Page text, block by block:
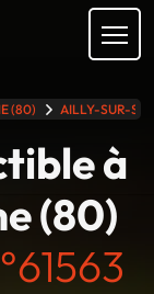
(80) AILLY-SUR-
à
(80)